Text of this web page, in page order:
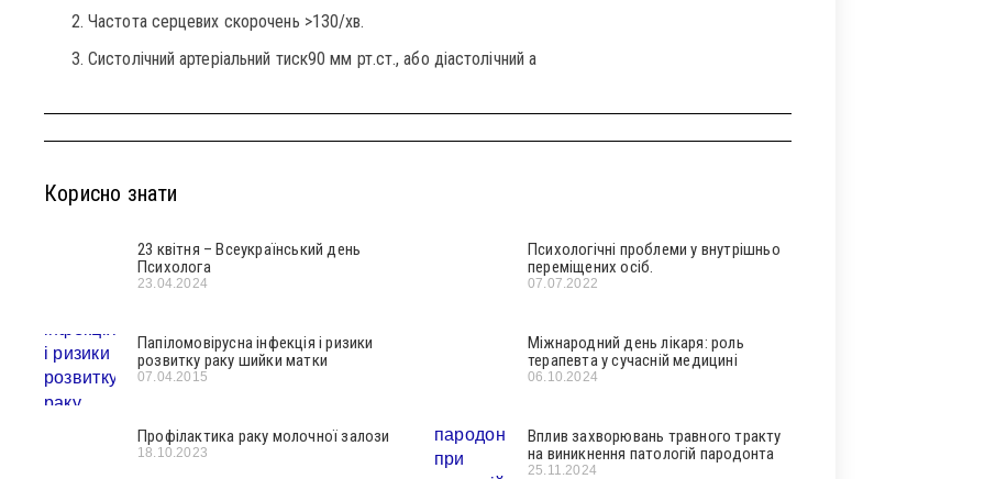
Частота серцевих скорочень >130/хв.
Систолічний артеріальний тиск90 мм рт.ст., або діастолічний а
Корисно знати
23 квітня – Всеукраїнський день
Психолога
23.04.2024
Психологічні проблеми у внутрішньо
переміщених осіб.
07.07.2022
Папіломовірусна інфекція і ризики
розвитку раку шийки матки
07.04.2015
Міжнародний день лікаря: роль
терапевта у сучасній медицині
06.10.2024
Профілактика раку молочної залози
18.10.2023
Вплив захворювань травного тракту
на виникнення патологій пародонта
25.11.2024